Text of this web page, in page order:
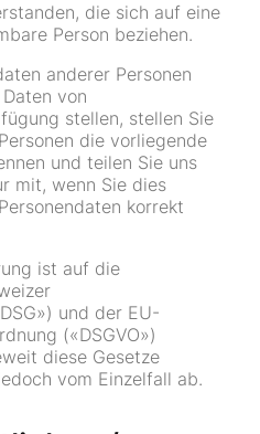
die sich auf eine
Person beziehen.
anderer Personen
von
stellen, stellen Sie
die vorliegende
und teilen Sie uns
mit, wenn Sie dies
korrekt
ist auf die
und der EU-
(«DSGVO»)
diese Gesetze
vom Einzelfall ab.